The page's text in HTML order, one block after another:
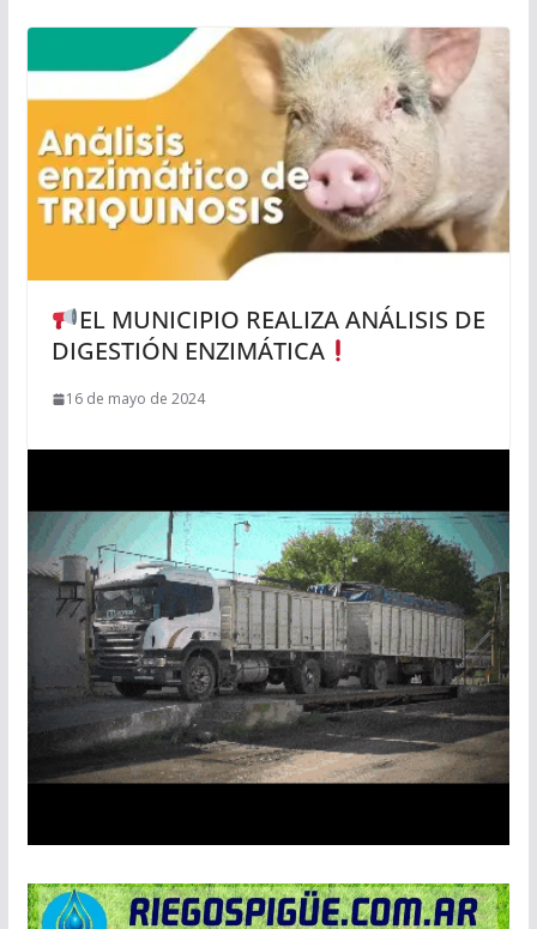
EL MUNICIPIO REALIZA ANÁLISIS DE
DIGESTIÓN ENZIMÁTICA
16 de mayo de 2024